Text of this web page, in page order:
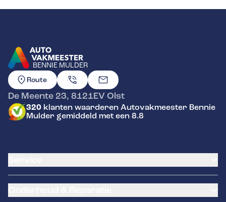
BENNIE MULDER
GA NAAR DE HOMEPAGINA
Route
De Meente 23, 8121EVOlst
320 klanten waarderen Autovakmeester Bennie
Mulder gemiddeld met een 8.8